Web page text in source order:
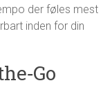
der føles mest
inden for din